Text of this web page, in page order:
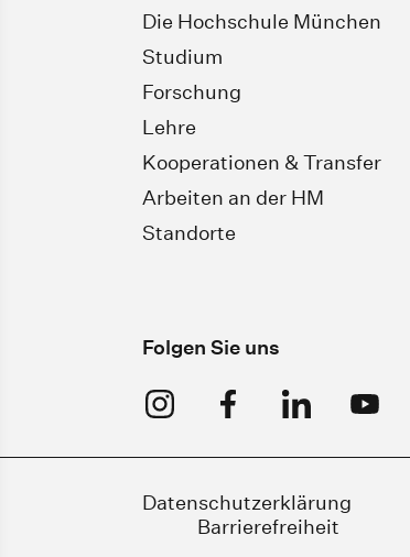
Die Hochschule München
Studium
Forschung
Lehre
Kooperationen & Transfer
Arbeiten an der HM
Standorte
Folgen Sie uns
Datenschutzerklärung
Barrierefreiheit